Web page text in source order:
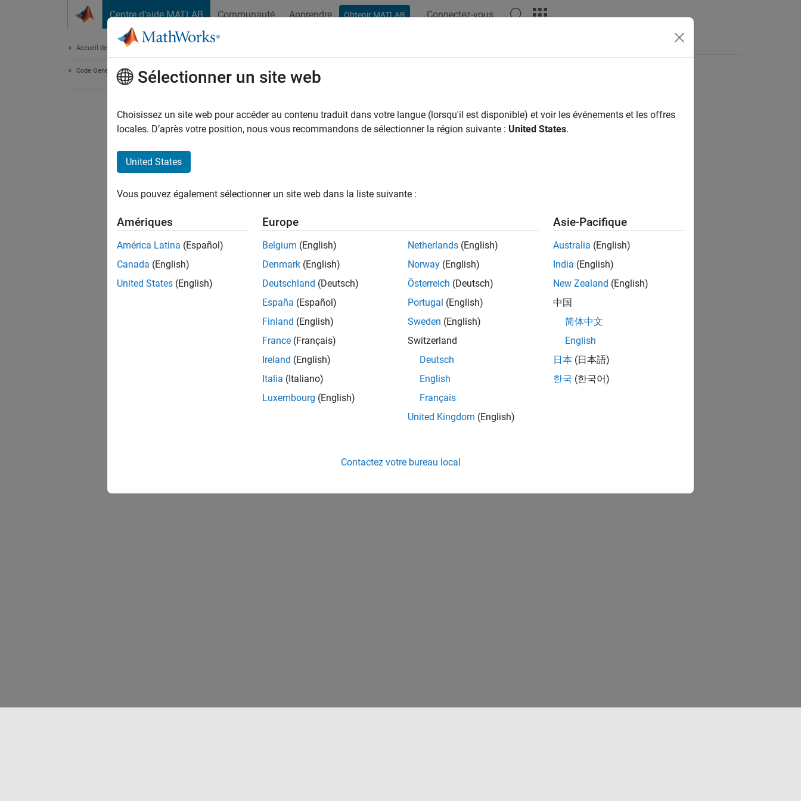
Centre d’aide MATLAB Communauté Apprendre Obtenir MATLAB Connectez-vous
Accueil de la documentation
Code Generation
How useful was this information?
Sélectionner un site web
Choisissez un site web pour accéder au contenu traduit dans votre langue (lorsqu'il est disponible) et voir les événements et les offres
locales. D’après votre position, nous vous recommandons de sélectionner la région suivante : United States.
United States
Vous pouvez également sélectionner un site web dans la liste suivante :
Amériques
América Latina (Español)
Canada (English)
United States (English)
Europe
Belgium (English)
Denmark (English)
Deutschland (Deutsch)
España (Español)
Finland (English)
France (Français)
Ireland (English)
Italia (Italiano)
Luxembourg (English)
Netherlands (English)
Norway (English)
Österreich (Deutsch)
Portugal (English)
Sweden (English)
Switzerland
Deutsch
English
Français
United Kingdom (English)
Asie-Pacifique
Australia (English)
India (English)
New Zealand (English)
中国
简体中文
English
日本 (日本語)
한국 (한국어)
Contactez votre bureau local